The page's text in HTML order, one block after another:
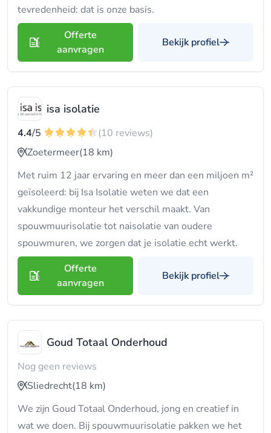
tevredenheid: dat is onze basis.
Offerte
aanvragen
Bekijk profiel
isa isolatie
4.4/5
(10 reviews)
Zoetermeer(18 km)
Met ruim 12 jaar ervaring en meer dan een miljoen m²
geïsoleerd: bij Isa Isolatie weten we dat een
vakkundige monteur het verschil maakt. Van
spouwmuurisolatie tot naisolatie van oudere
spouwmuren, we zorgen dat je isolatie echt werkt.
Offerte
aanvragen
Bekijk profiel
Goud Totaal Onderhoud
Nog geen reviews
Sliedrecht(18 km)
We zijn Goud Totaal Onderhoud, jong en creatief in
wat we doen. Bij spouwmuurisolatie pakken we het